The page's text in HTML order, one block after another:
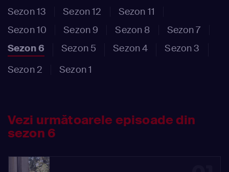
Sezon 13
Sezon 12
Sezon 11
Sezon 10
Sezon 9 Sezon 8
Sezon 7
Sezon 6
Sezon 5 Sezon 4
Sezon 3
Sezon 2
Sezon 1
Vezi următoarele episoade din
sezon 6